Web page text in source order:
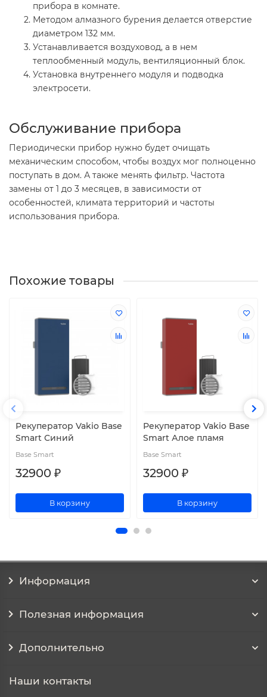
прибора в комнате.
Методом алмазного бурения делается отверстие
диаметром 132 мм.
Устанавливается воздуховод, а в нем
теплообменный модуль, вентиляционный блок.
Установка внутреннего модуля и подводка
электросети.
Обслуживание прибора
Периодически прибор нужно будет очищать
механическим способом, чтобы воздух мог полноценно
поступать в дом. А также менять фильтр. Частота
замены от 1 до 3 месяцев, в зависимости от
особенностей, климата территорий и частоты
использования прибора.
Похожие товары
Рекуператор Vakio Base
Smart Синий
Base Smart
32900 ₽
В корзину
Рекуператор Vakio Base
Smart Алое пламя
Base Smart
32900 ₽
В корзину
Информация
Полезная информация
Дополнительно
Наши контакты